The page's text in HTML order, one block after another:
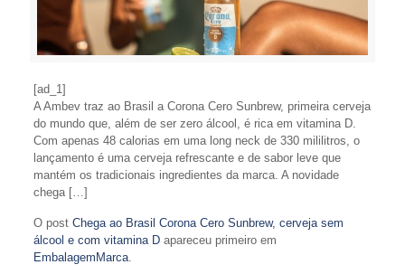
[ad_1]
A Ambev traz ao Brasil a Corona Cero Sunbrew, primeira cerveja
do mundo que, além de ser zero álcool, é rica em vitamina D.
Com apenas 48 calorias em uma long neck de 330 mililitros, o
lançamento é uma cerveja refrescante e de sabor leve que
mantém os tradicionais ingredientes da marca. A novidade
chega […]
O post Chega ao Brasil Corona Cero Sunbrew, cerveja sem
álcool e com vitamina Dapareceu primeiro em
EmbalagemMarca.